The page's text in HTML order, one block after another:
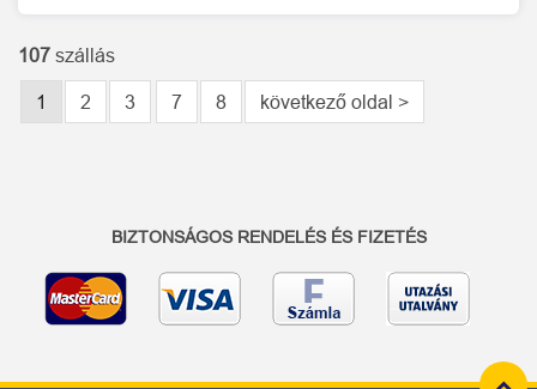
107 szállás
1 2 3 7 8 következő oldal >
BIZTONSÁGOS RENDELÉS ÉS FIZETÉS